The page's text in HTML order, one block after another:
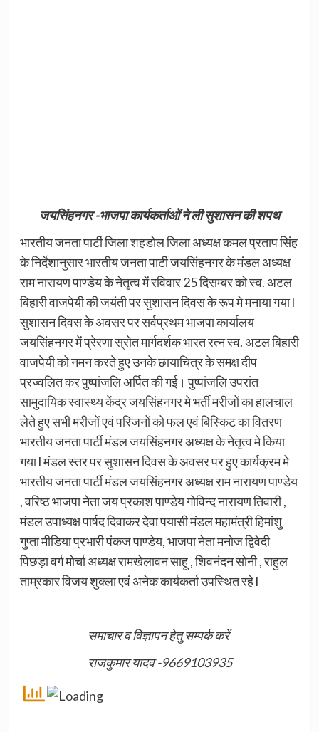
जयसिंहनगर -भाजपा कार्यकर्ताओं ने ली सुशासन की शपथ
भारतीय जनता पार्टी जिला शहडोल जिला अध्यक्ष कमल प्रताप सिंह
के निर्देशानुसार भारतीय जनता पार्टी जयसिंहनगर के मंडल अध्यक्ष
राम नारायण पाण्डेय के नेतृत्व में रविवार 25 दिसम्बर को स्व. अटल
बिहारी वाजपेयी की जयंती पर सुशासन दिवस के रूप मे मनाया गया l
सुशासन दिवस के अवसर पर सर्वप्रथम भाजपा कार्यालय
जयसिंहनगर में प्रेरणा स्रोत मार्गदर्शक भारत रत्न स्व. अटल बिहारी
वाजपेयी को नमन करते हुए उनके छायाचित्र के समक्ष दीप
प्रज्वलित कर पुष्पांजलि अर्पित की गई। पुष्पांजलि उपरांत
सामुदायिक स्वास्थ्य केंद्र जयसिंहनगर मे भर्ती मरीजों का हालचाल
लेते हुए सभी मरीजों एवं परिजनों को फल एवं बिस्किट का वितरण
भारतीय जनता पार्टी मंडल जयसिंहनगर अध्यक्ष के नेतृत्व मे किया
गया l मंडल स्तर पर सुशासन दिवस के अवसर पर हुए कार्यक्रम मे
भारतीय जनता पार्टी मंडल जयसिंहनगर अध्यक्ष राम नारायण पाण्डेय
, वरिष्ठ भाजपा नेता जय प्रकाश पाण्डेय गोविन्द नारायण तिवारी ,
मंडल उपाध्यक्ष पार्षद दिवाकर देवा पयासी मंडल महामंत्री हिमांशु
गुप्ता मीडिया प्रभारी पंकज पाण्डेय, भाजपा नेता मनोज द्विवेदी
पिछड़ा वर्ग मोर्चा अध्यक्ष रामखेलावन साहू , शिवनंदन सोनी , राहुल
ताम्रकार विजय शुक्ला एवं अनेक कार्यकर्ता उपस्थित रहे l
समाचार व विज्ञापन हेतु सम्पर्क करें
राजकुमार यादव -9669103935